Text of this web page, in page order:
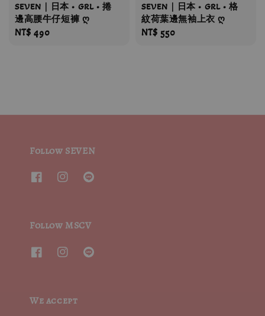
SEVEN｜日本 • GRL • 捲
邊高腰牛仔短褲 ღ
Regular
NT$ 490
SEVEN｜日本 • GRL • 格
紋荷葉邊無袖上衣 ღ
Regular
NT$ 550
Follow SEVEN
Follow MSCV
We accept